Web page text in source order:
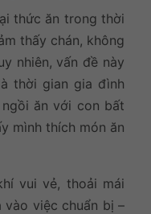
thức ăn trong thời
thấy chán, không
nhiên, vấn đề này
thời gian gia đình
ăn với con bất
mình thích món ăn
vui vẻ, thoải mái
việc chuẩn bị –